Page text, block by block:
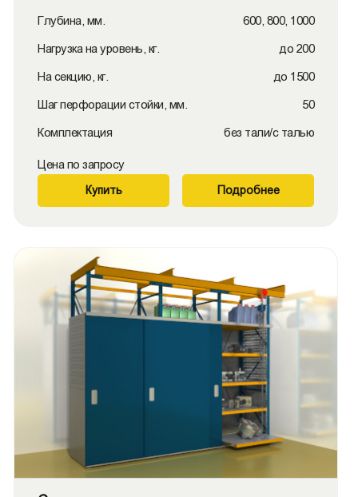
Глубина, мм. 600, 800, 1000
Нагрузка на уровень, кг. до 200
На секцию, кг. до 1500
Шаг перфорации стойки, мм. 50
Комплектация без тали/с талью
Цена по запросу
Купить Подробнее